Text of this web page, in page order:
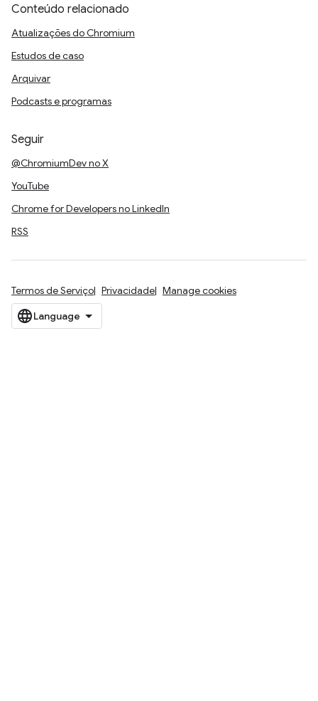
Conteúdo relacionado
Atualizações do Chromium
Estudos de caso
Arquivar
Podcasts e programas
Seguir
@ChromiumDev no X
YouTube
Chrome for Developers no LinkedIn
RSS
Termos de Serviço Privacidade Manage cookies